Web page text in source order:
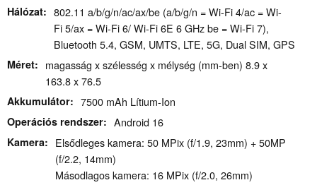
Hálózat
802.11 a/​b/​g/​n/​ac/​ax/​be (a/b/g/n = Wi-Fi 4/ac = Wi-
Fi 5/ax = Wi-Fi 6/ Wi-Fi 6E 6 GHz be = Wi-Fi 7),
Bluetooth 5.4, GSM, UMTS, LTE, 5G, Dual SIM, GPS
Méret
magasság x szélesség x mélység (mm-ben) 8.9 x
163.8 x 76.5
Akkumulátor 7500 mAh Lítium-Ion
Operációs rendszer Android 16
Kamera
Elsődleges kamera: 50 MPix (f/1.9, 23mm) + 50MP
(f/2.2, 14mm)
Másodlagos kamera: 16 MPix (f/2.0, 26mm)